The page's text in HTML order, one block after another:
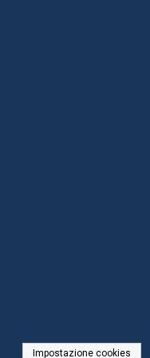
Impostazione cookies